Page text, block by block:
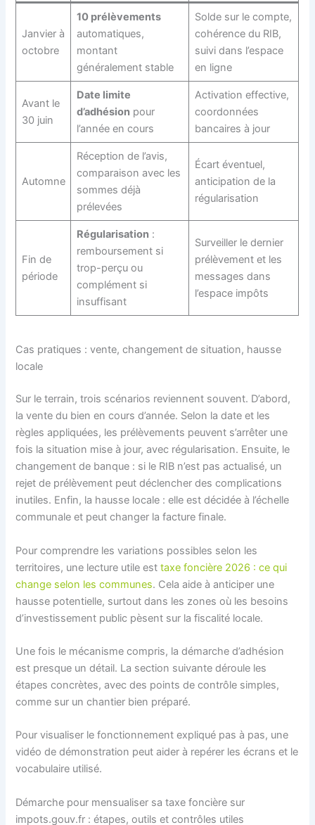
Janvier à
octobre
10 prélèvements
automatiques,
montant
généralement stable
Solde sur le compte,
cohérence du RIB,
suivi dans l’espace
en ligne
Avant le
30 juin
Date limite
d’adhésionpour
l’année en cours
Activation effective,
coordonnées
bancaires à jour
Automne
Réception de l’avis,
comparaison avec les
sommes déjà
prélevées
Écart éventuel,
anticipation de la
régularisation
Fin de
période
Régularisation:
remboursement si
trop-perçu ou
complément si
insuffisant
Surveiller le dernier
prélèvement et les
messages dans
l’espace impôts
Cas pratiques : vente, changement de situation, hausse
locale
Sur le terrain, trois scénarios reviennent souvent. D’abord,
la vente du bien en cours d’année. Selon la date et les
règles appliquées, les prélèvements peuvent s’arrêter une
fois la situation mise à jour, avec régularisation. Ensuite, le
changement de banque : si le RIB n’est pas actualisé, un
rejet de prélèvement peut déclencher des complications
inutiles. Enfin, la hausse locale : elle est décidée à l’échelle
communale et peut changer la facture finale.
Pour comprendre les variations possibles selon les
territoires, une lecture utile esttaxe foncière 2026 : ce qui
change selon les communes. Cela aide à anticiper une
hausse potentielle, surtout dans les zones où les besoins
d’investissement public pèsent sur la fiscalité locale.
Une fois le mécanisme compris, la démarche d’adhésion
est presque un détail. La section suivante déroule les
étapes concrètes, avec des points de contrôle simples,
comme sur un chantier bien préparé.
Pour visualiser le fonctionnement expliqué pas à pas, une
vidéo de démonstration peut aider à repérer les écrans et le
vocabulaire utilisé.
Démarche pour mensualiser sa taxe foncière sur
impots.gouv.fr : étapes, outils et contrôles utiles